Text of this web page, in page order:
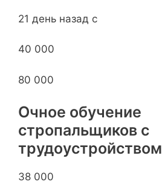
21 день назад с
40 000
80 000
Очное обучение
стропальщиков с
трудоустройством
38 000